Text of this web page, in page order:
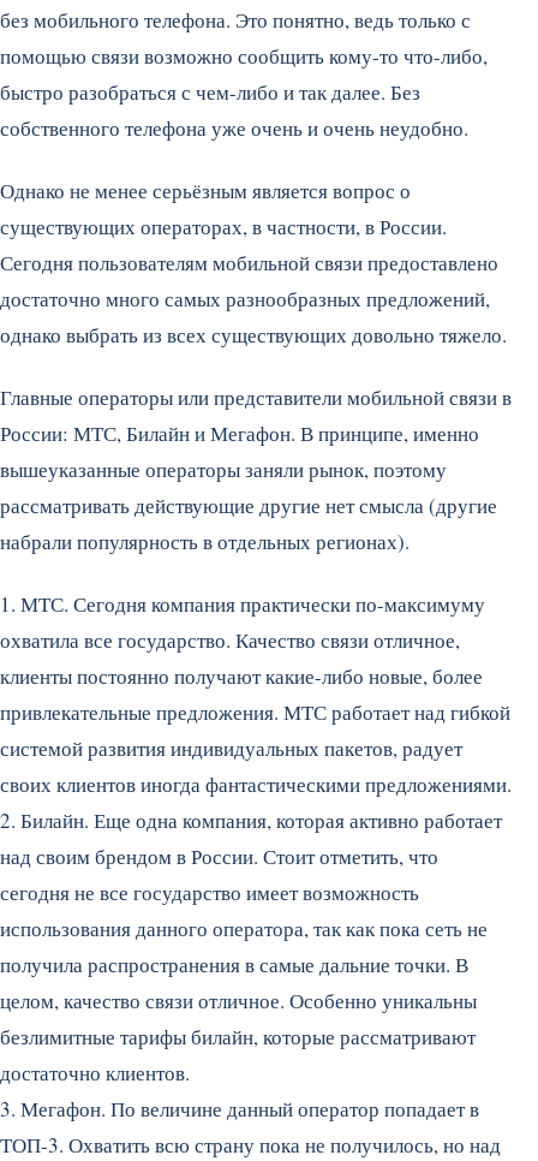
без мобильного телефона. Это понятно, ведь только с
помощью связи возможно сообщить кому-то что-либо,
быстро разобраться с чем-либо и так далее. Без
собственного телефона уже очень и очень неудобно.
Однако не менее серьёзным является вопрос о
существующих операторах, в частности, в России.
Сегодня пользователям мобильной связи предоставлено
достаточно много самых разнообразных предложений,
однако выбрать из всех существующих довольно тяжело.
Главные операторы или представители мобильной связи в
России: МТС, Билайн и Мегафон. В принципе, именно
вышеуказанные операторы заняли рынок, поэтому
рассматривать действующие другие нет смысла (другие
набрали популярность в отдельных регионах).
1. МТС. Сегодня компания практически по-максимуму
охватила все государство. Качество связи отличное,
клиенты постоянно получают какие-либо новые, более
привлекательные предложения. МТС работает над гибкой
системой развития индивидуальных пакетов, радует
своих клиентов иногда фантастическими предложениями.
2. Билайн. Еще одна компания, которая активно работает
над своим брендом в России. Стоит отметить, что
сегодня не все государство имеет возможность
использования данного оператора, так как пока сеть не
получила распространения в самые дальние точки. В
целом, качество связи отличное. Особенно уникальны
безлимитные тарифы билайн, которые рассматривают
достаточно клиентов.
3. Мегафон. По величине данный оператор попадает в
ТОП-3. Охватить всю страну пока не получилось, но над